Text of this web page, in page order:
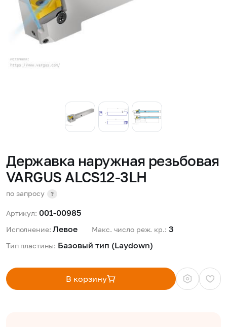
Державка наружная резьбовая
VARGUS ALCS12-3LH
по запросу ?
Артикул: 001-00985
Исполнение: Левое Макс. число реж. кр.: 3
Тип пластины: Базовый тип (Laydown)
В корзину